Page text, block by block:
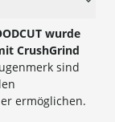
wurde
CrushGrind
sind
ermöglichen.